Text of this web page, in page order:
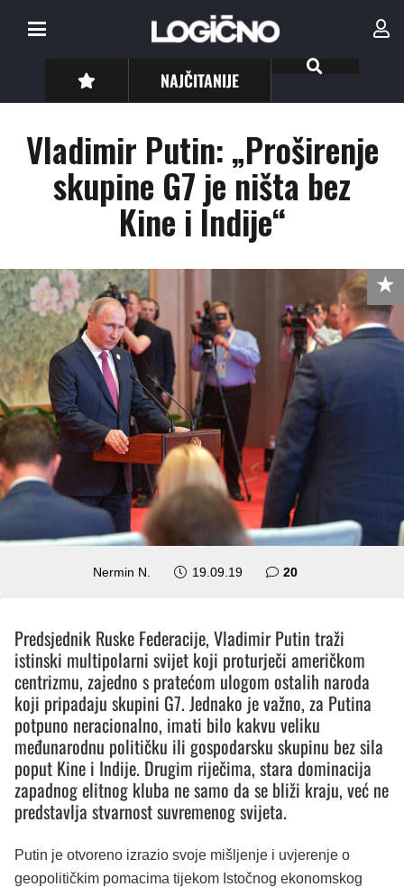
NAJČITANIJE
Vladimir Putin: „Proširenje
skupine G7 je ništa bez
Kine i Indije“
Nermin N. 19.09.19 20komentara
Predsjednik Ruske Federacije, Vladimir Putin traži
istinski multipolarni svijet koji proturječi američkom
centrizmu, zajedno s pratećom ulogom ostalih naroda
koji pripadaju skupini G7. Jednako je važno, za Putina
potpuno neracionalno, imati bilo kakvu veliku
međunarodnu političku ili gospodarsku skupinu bez sila
poput Kine i Indije. Drugim riječima, stara dominacija
zapadnog elitnog kluba ne samo da se bliži kraju, već ne
predstavlja stvarnost suvremenog svijeta.
Putin je otvoreno izrazio svoje mišljenje i uvjerenje o
geopolitičkim pomacima tijekom Istočnog ekonomskog